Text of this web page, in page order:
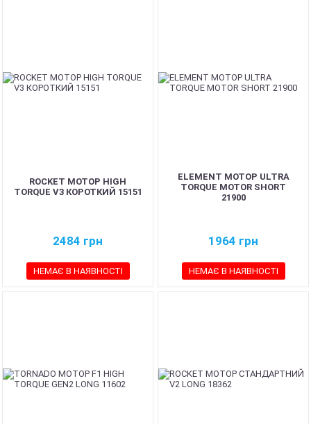
ROCKET МОТОР HIGH
TORQUE V3 КОРОТКИЙ 15151
2484 грн
НЕМАЄ В НАЯВНОСТІ
ELEMENT МОТОР ULTRA
TORQUE MOTOR SHORT
21900
1964 грн
НЕМАЄ В НАЯВНОСТІ